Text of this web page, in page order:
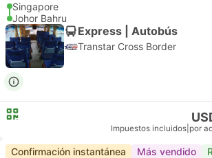
Singapore
Johor Bahru
Express | Autobús
Transtar Cross Border
Impuestos incluidos por
Confirmación instantánea Más vendido